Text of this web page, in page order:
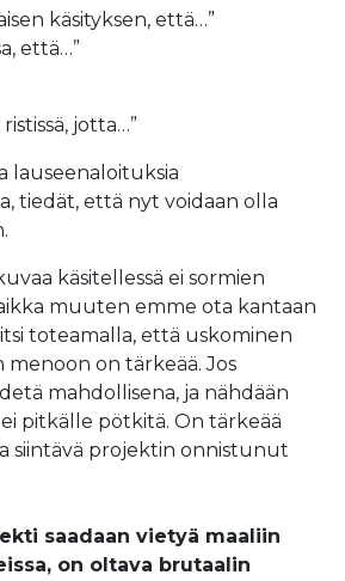
käsityksen, että…”
että…”
jotta…”
lauseenaloituksia
tiedät, että nyt voidaan olla
käsitellessä ei sormien
muuten emme ota kantaan
toteamalla, että uskominen
on tärkeää. Jos
mahdollisena, ja nähdään
pitkälle pötkitä. On tärkeää
siintävä projektin onnistunut
saadaan vietyä maaliin
on oltava brutaalin